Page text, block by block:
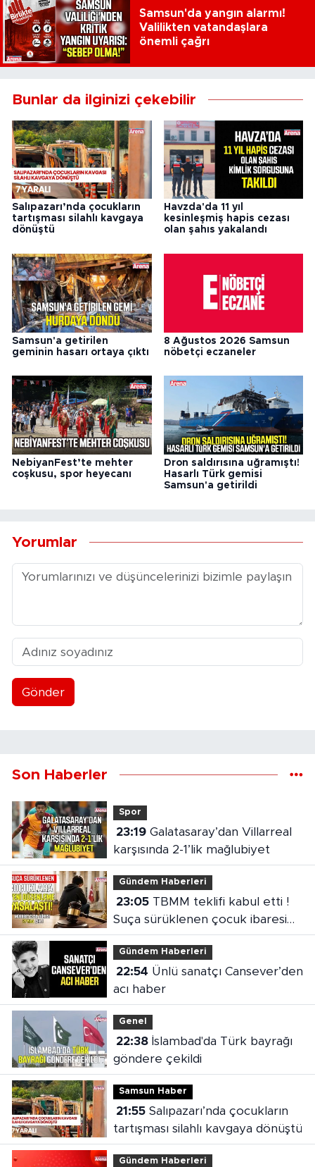
Samsun'da yangın alarmı!
Valilikten vatandaşlara
önemli çağrı
Bunlar da ilginizi çekebilir
Salıpazarı’nda çocukların
tartışması silahlı kavgaya
dönüştü
Havzda'da 11 yıl
kesinleşmiş hapis cezası
olan şahıs yakalandı
Samsun'a getirilen
geminin hasarı ortaya çıktı
8 Ağustos 2026 Samsun
nöbetçi eczaneler
NebiyanFest’te mehter
coşkusu, spor heyecanı
Dron saldırısına uğramıştı!
Hasarlı Türk gemisi
Samsun'a getirildi
Yorumlar
Gönder
Son Haberler
Spor
23:19Galatasaray’dan Villarreal
karşısında 2-1’lik mağlubiyet
Gündem Haberleri
23:05TBMM teklifi kabul etti !
Suça sürüklenen çocuk ibaresi
değişti
Gündem Haberleri
22:54
acı haber
Genel
22:38İslambad'da Türk bayrağı
göndere çekildi
Samsun Haber
21:55Salıpazarı’nda çocukların
tartışması silahlı kavgaya dönüştü
Gündem Haberleri